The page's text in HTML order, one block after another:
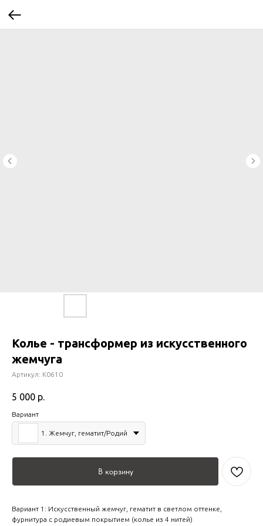
Колье - трансформер из искусственного
жемчуга
Артикул: К0610
5 000 р.
Вариант
1. Жемчуг, гематит/Родий
В корзину
Вариант 1: Искусственный жемчуг, гематит в светлом оттенке,
фурнитура с родиевым покрытием (колье из 4 нитей)